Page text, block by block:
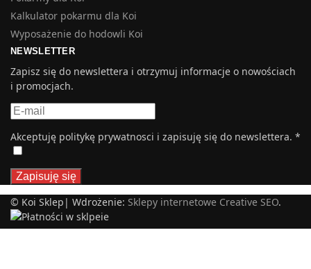
Kalkulator pokarmu dla Koi
Wyposażenie do hodowli Koi
NEWSLETTER
Zapisz się do newslettera i otrzymuj informacje o nowościach
i promocjach.
Akceptuję politykę prywatnosci i zapisuję się do newslettera. *
© Koi Sklep| Wdrożenie: Sklepy internetowe Creative SEO.